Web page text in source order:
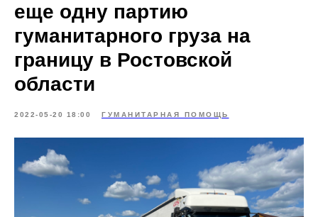
еще одну партию
гуманитарного груза на
границу в Ростовской
области
2022-05-20 18:00 ГУМАНИТАРНАЯ ПОМОЩЬ